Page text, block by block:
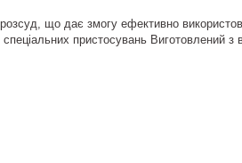
що дає змогу ефективно
пристосувань Виготовлений з